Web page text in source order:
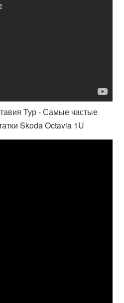
Тур - Самые частые
Skoda Octavia 1U